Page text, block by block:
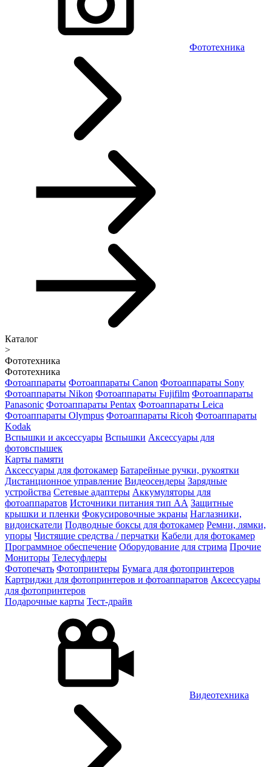
Фототехника
Каталог
>
Фототехника
Фототехника
Фотоаппараты Фотоаппараты Canon Фотоаппараты Sony
Фотоаппараты Nikon Фотоаппараты Fujifilm Фотоаппараты
Panasonic Фотоаппараты Pentax Фотоаппараты Leica
Фотоаппараты Olympus Фотоаппараты Ricoh Фотоаппараты
Kodak
Вспышки и аксессуары Вспышки Аксессуары для
фотовспышек
Карты памяти
Аксессуары для фотокамер Батарейные ручки, рукоятки
Дистанционное управление Видеосендеры Зарядные
устройства Сетевые адаптеры Аккумуляторы для
фотоаппаратов Источники питания тип АА Защитные
крышки и пленки Фокусировочные экраны Наглазники,
видоискатели Подводные боксы для фотокамер Ремни, лямки,
упоры Чистящие средства / перчатки Кабели для фотокамер
Программное обеспечение Оборудование для стрима Прочие
Мониторы Телесуфлеры
Фотопечать Фотопринтеры Бумага для фотопринтеров
Картриджи для фотопринтеров и фотоаппаратов Аксессуары
для фотопринтеров
Подарочные карты Тест-драйв
Видеотехника